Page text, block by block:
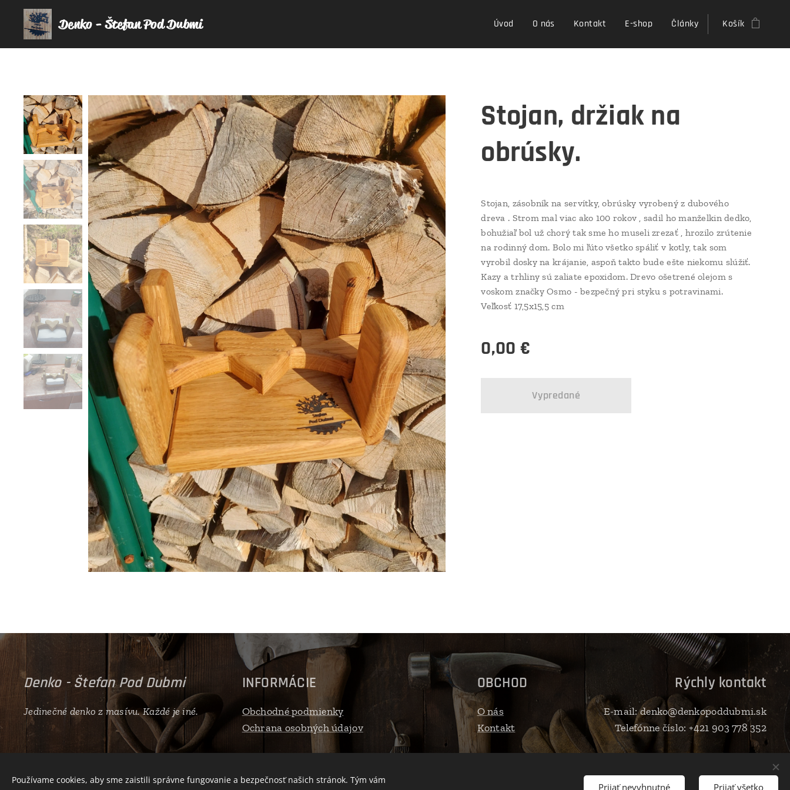
Denko - Štefan Pod Dubmi Úvod O nás Kontakt E-shop Články Košík
Stojan, držiak na
obrúsky.
Stojan, zásobník na servítky, obrúsky vyrobený z dubového
dreva . Strom mal viac ako 100 rokov , sadil ho manželkin dedko,
bohužiaľ bol už chorý tak sme ho museli zrezať , hrozilo zrútenie
na rodinný dom. Bolo mi ľúto všetko spáliť v kotly, tak som
vyrobil dosky na krájanie, aspoň takto bude ešte niekomu slúžiť.
Kazy a trhliny sú zaliate epoxidom. Drevo ošetrené olejom s
voskom značky Osmo - bezpečný pri styku s potravinami.
Veľkosť 17,5x15,5 cm
0,00 €
Vypredané
Denko - Štefan Pod Dubmi
Jedinečné denko z masívu. Každé je iné.
INFORMÁCIE
Obchodné podmienky
Ochrana osobných údajov
OBCHOD
O nás
Kontakt
Rýchly kontakt
E-mail: denko@denkopoddubmi.sk
Telefónne číslo: +421 903 778 352
Používame cookies, aby sme zaistili správne fungovanie a bezpečnosť našich stránok. Tým vám
Prijať nevyhnutné Prijať všetko